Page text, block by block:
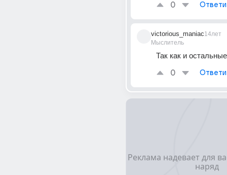
0
victorious_maniac
Мыслитель
14лет
Так как и
0